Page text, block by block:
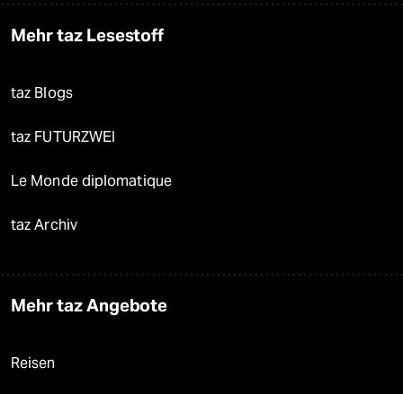
Mehr taz Lesestoff
taz Blogs
taz FUTURZWEI
Le Monde diplomatique
taz Archiv
Mehr taz Angebote
Reisen